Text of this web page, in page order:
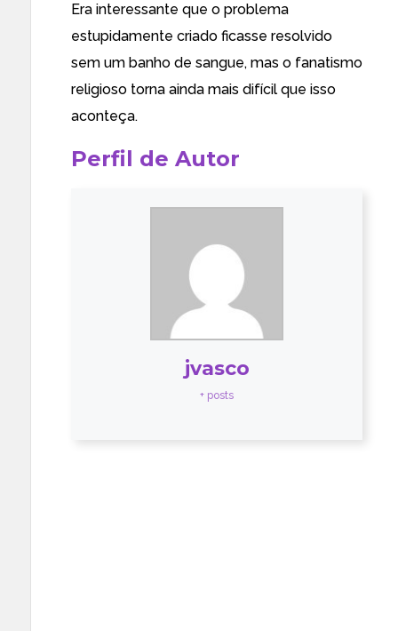
Era interessante que o problema
estupidamente criado ficasse resolvido
sem um banho de sangue, mas o fanatismo
religioso torna ainda mais difícil que isso
aconteça.
Perfil de Autor
jvasco
+ posts